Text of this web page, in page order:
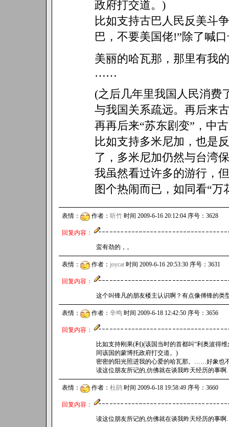
政府打交道。)
比如支持古巴人民反美斗
巴，不要美国佬!”除了喊
美丽的哈瓦那，那里有我
……
(之后几年里我国人民消费
与我国关系疏远。再后来
再再后来“苏东剧变”，中
比如支持多米尼加，也是
了，多米尼加仍然与台湾
我虽然看过许多的游行，
图个热闹而已，如同看“万
表情： 作者： 听竹 时间 2009-6-16 20:12:04 序号：3628
回复内容：
蛮有劲的，。
表情： 作者： joycat 时间 2009-6-16 20:53:30 序号：3631
回复内容：
这个叫锋凡的朋友楼主认识啊？有点像傅锋的类
表情： 作者： 辛鸣 时间 2009-6-18 12:42:50 序号：3656
回复内容：
比如支持刚果(利)(该国当时的首都叫“利奥波得
同该国的蒙博托政府打交道。)
密密的阳光照进我的心爱的哈瓦那。……好象也
读这位朋友所记的,仿佛就在谈我昨天经历的事啊.
表情： 作者： 杜鹃 时间 2009-6-18 19:58:49 序号：3660
回复内容：
读这位朋友所记的,仿佛就在谈我昨天经历的事啊.